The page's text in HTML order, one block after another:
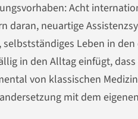
Acht
daran, neuartige
selbstständiges Leben in
in den Alltag einfügt,
von klassischen
mit dem